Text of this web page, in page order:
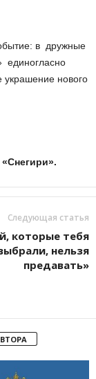
в дружные
единогласно
украшение нового
Следующая статья
которые тебя
нельзя
предавать»